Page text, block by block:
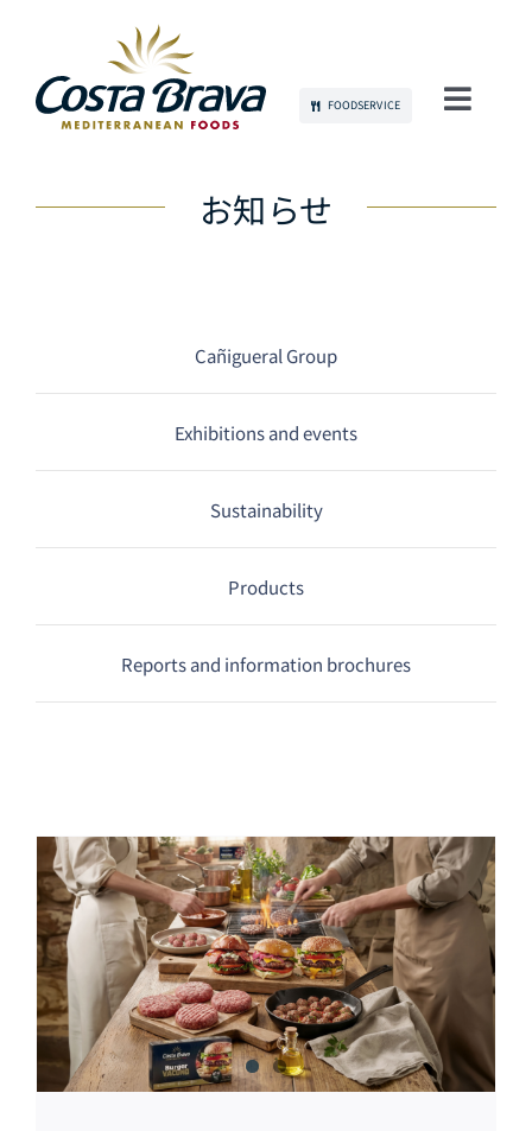
content
FOODSERVICE
お知らせ
Cañigueral Group
Exhibitions and events
Sustainability
Products
Reports and information brochures